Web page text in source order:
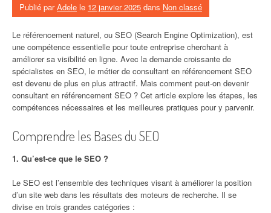
Publié parAdele le 12 janvier 2025 dans Non classé
Le référencement naturel, ou SEO (Search Engine Optimization), est
une compétence essentielle pour toute entreprise cherchant à
améliorer sa visibilité en ligne. Avec la demande croissante de
spécialistes en SEO, le métier de consultant en référencement SEO
est devenu de plus en plus attractif. Mais comment peut-on devenir
consultant en référencement SEO ? Cet article explore les étapes, les
compétences nécessaires et les meilleures pratiques pour y parvenir.
Comprendre les Bases du SEO
1. Qu’est-ce que le SEO ?
Le SEO est l’ensemble des techniques visant à améliorer la position
d’un site web dans les résultats des moteurs de recherche. Il se
divise en trois grandes catégories :